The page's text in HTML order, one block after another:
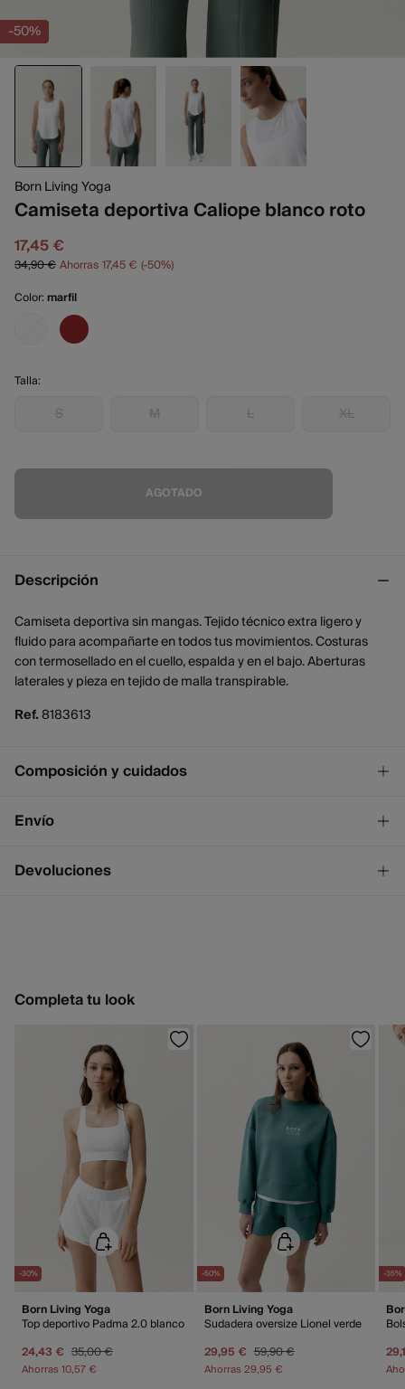
-50%
Born Living Yoga
Camiseta deportiva Caliope blanco roto
17,45 €
34,90 €Ahorras17,45 €
50
Color: marfil
Talla:
S M L XL
AGOTADO
Descripción
Camiseta deportiva sin mangas. Tejido técnico extra ligero y
fluido para acompañarte en todos tus movimientos. Costuras
con termosellado en el cuello, espalda y en el bajo. Aberturas
laterales y pieza en tejido de malla transpirable.
Ref.8183613
Composición y cuidados
Composición
Cuidados
Planchado suave
Limpieza en seco con percloroetileno
Envío
Envío a tienda
¡GRATIS!
España peninsular / Islas Baleares
GRATIS en pedidos superiores a 50 €
Standard
4 - 6 días.
Islas Canarias / Ceuta / Melilla
GRATIS en pedidos superiores a 70 €
Días laborables (L-V). En envíos a Ceuta y Melilla, el cliente deberá abonar
los gastos de aduana correspondientes, los cuales variarán en función del
peso del envío.
Devoluciones
Devolución en tienda física
Recogida en tu domicilio Gratis
Completa tu look
-30%
Born Living Yoga
Top deportivo Padma 2.0 blanco
24,43 € 35,00 €
Ahorras10,57 €
-50%
Born Living Yoga
Sudadera oversize Lionel verde
29,95 € 59,90 €
Ahorras29,95 €
-35%